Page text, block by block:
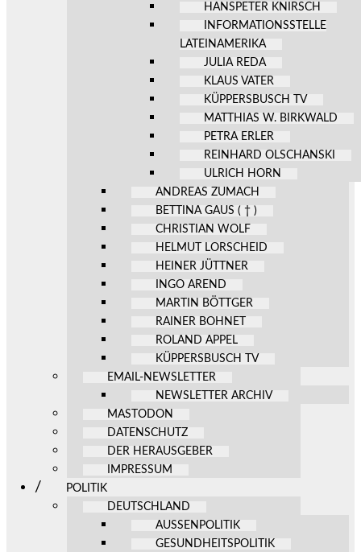
HANSPETER KNIRSCH
INFORMATIONSSTELLE
LATEINAMERIKA
JULIA REDA
KLAUS VATER
KÜPPERSBUSCH TV
MATTHIAS W. BIRKWALD
PETRA ERLER
REINHARD OLSCHANSKI
ULRICH HORN
ANDREAS ZUMACH
BETTINA GAUS ( † )
CHRISTIAN WOLF
HELMUT LORSCHEID
HEINER JÜTTNER
INGO AREND
MARTIN BÖTTGER
RAINER BOHNET
ROLAND APPEL
KÜPPERSBUSCH TV
EMAIL-NEWSLETTER
NEWSLETTER ARCHIV
MASTODON
DATENSCHUTZ
DER HERAUSGEBER
IMPRESSUM
POLITIK
DEUTSCHLAND
AUSSENPOLITIK
GESUNDHEITSPOLITIK